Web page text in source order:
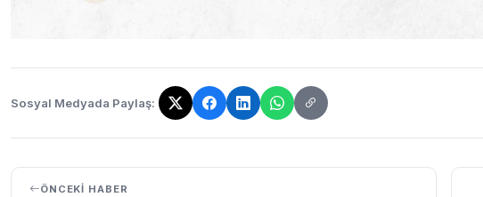
Sosyal Medyada Paylaş:
Bağlantı kopyalandı!
ÖNCEKI HABER